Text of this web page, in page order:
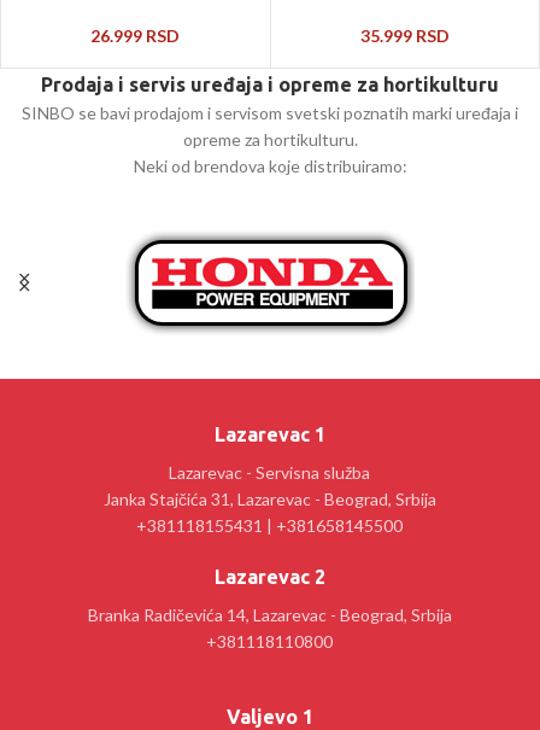
26.999 RSD 35.999 RSD
Prodaja i servis uređaja i opreme za hortikulturu
SINBO se bavi prodajom i servisom svetski poznatih marki uređaja i
opreme za hortikulturu.
Neki od brendova koje distribuiramo:
Lazarevac 1
Lazarevac - Servisna služba
Janka Stajčića 31, Lazarevac - Beograd, Srbija
+381118155431 | +381658145500
Lazarevac 2
Branka Radičevića 14, Lazarevac - Beograd, Srbija
+381118110800
Valjevo 1